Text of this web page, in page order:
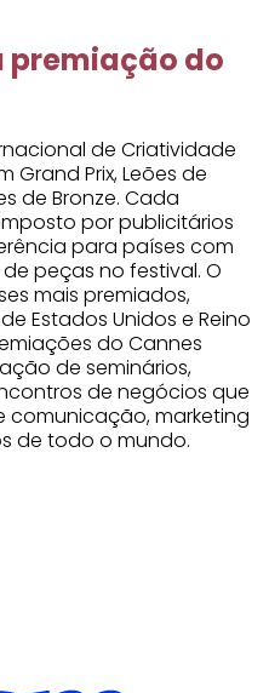
premiação do
de Criatividade
Grand Prix, Leões de
de Bronze. Cada
por publicitários
para países com
peças no festival. O
mais premiados,
Estados Unidos e Reino
do Cannes
de seminários,
de negócios que
comunicação, marketing
de todo o mundo.